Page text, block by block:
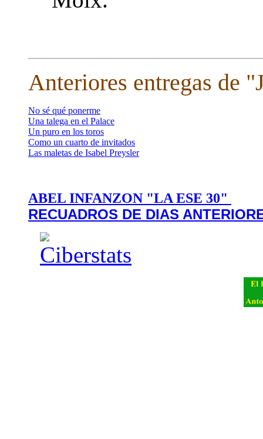
Anteriores entregas de
No sé qué ponerme
Una talega en el Palace
Un puro en los toros
Como un cuarto de invitados
Las maletas de Isabel Preysler
ABEL INFANZON "LA ESE 30"
RECUADROS DE DIAS